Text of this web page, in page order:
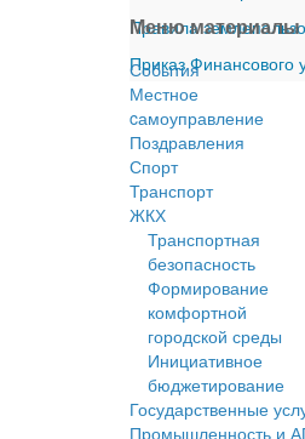
Правила
Приказ Финансового
Меню материалы
События
Местное
cамоуправление
Поздравления
Спорт
Транспорт
ЖКХ
Транспортная
безопасность
Формирование
комфортной
городской среды
Инициативное
бюджетирование
Государственные
Промышленность и